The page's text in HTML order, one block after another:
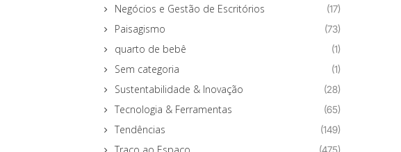
Negócios e Gestão de Escritórios (17)
Paisagismo (73)
quarto de bebê (1)
Sem categoria (1)
Sustentabilidade & Inovação (28)
Tecnologia & Ferramentas (65)
Tendências (149)
(475)